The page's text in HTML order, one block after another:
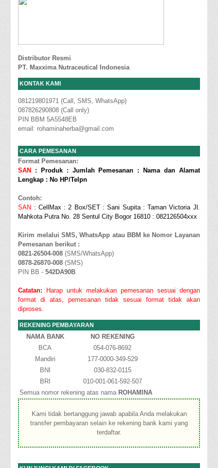
Distributor Resmi
PT. Maxxima Nutraceutical Indonesia
KONTAK KAMI
081219801971 (Call, SMS, WhatsApp)
087826290808 (Call only)
PIN BBM 5A5548EB
email: rohaminaherba@gmail.com
CARA PEMESANAN
Format Pemesanan:
SAN : Produk : Jumlah Pemesanan : Nama dan Alamat
Lengkap : No HP/Telpn
Contoh:
SAN : CellMax : 2 Box/SET : Sani Supita : Taman Victoria Jl.
Mahkota Putra No. 28 Sentul City Bogor 16810 : 082126504xxx
Kirim melalui SMS, WhatsApp atau BBM ke Nomor Layanan
Pemesanan berikut :
0821-26504-008 (SMS/WhatsApp)
0878-26870-008 (SMS)
PIN BB -542DA90B
Catatan: Harap untuk melakukan pemesanan sesuai dengan
format di atas, pemesanan tidak sesuai format tidak akan
diproses.
REKENING PEMBAYARAN
NAMA BANK
NO REKENING
BCA
054-076-8692
Mandiri
177-0000-349-529
BNI
030-832-0115
BRI
010-001-061-592-507
Semua nomor rekening atas nama ROHAMINA
Kami tidak bertanggung jawab apabila Anda melakukan
transfer pembayaran selain ke rekening bank kami yang
terdaftar.